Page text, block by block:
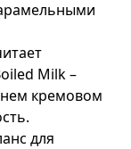
Milk –
кремовом
для